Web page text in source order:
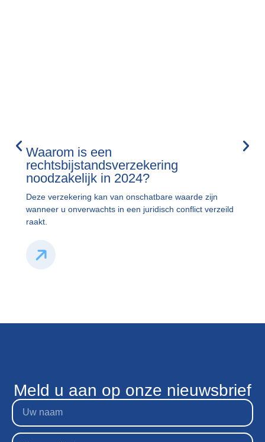
Waarom is een
rechtsbijstandsverzekering
noodzakelijk in 2024?
Deze verzekering kan van onschatbare waarde zijn
wanneer u onverwachts in een juridisch conflict verzeild
raakt.
Meld u aan op onze nieuwsbrief